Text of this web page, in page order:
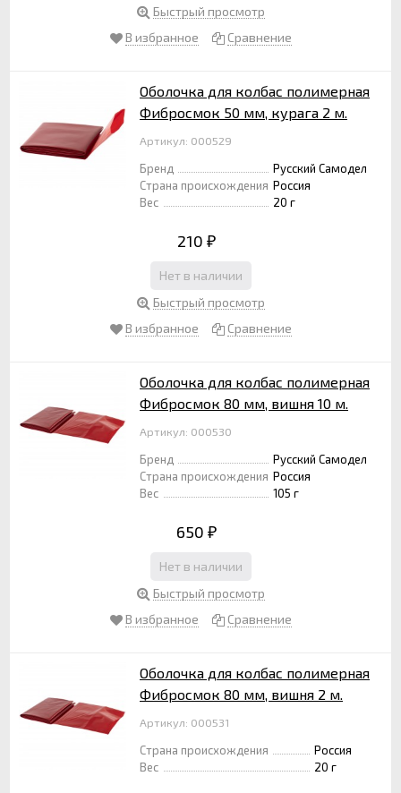
Быстрый просмотр
В избранное
Сравнение
Оболочка для колбас полимерная
Фибросмок 50 мм, курага 2 м.
Артикул: 000529
Бренд
Русский Самодел
Страна происхождения Россия
Вес
20 г
210 ₽
Нет в наличии
Быстрый просмотр
В избранное
Сравнение
Оболочка для колбас полимерная
Фибросмок 80 мм, вишня 10 м.
Артикул: 000530
Бренд
Русский Самодел
Страна происхождения Россия
Вес
105 г
650 ₽
Нет в наличии
Быстрый просмотр
В избранное
Сравнение
Оболочка для колбас полимерная
Фибросмок 80 мм, вишня 2 м.
Артикул: 000531
Страна происхождения
Россия
Вес
20 г